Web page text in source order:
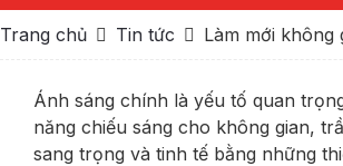
Trang chủ Tin tức Làm mới không
Ánh sáng chính là yếu tố quan
năng chiếu sáng cho không gian,
sang trọng và tinh tế bằng những